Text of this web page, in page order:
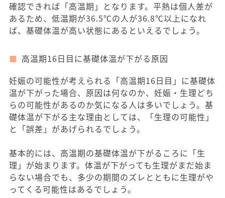
確認できれば「高温期」となります。平熱は個人差が
あるため、低温期が36.5℃の人が36.8℃以上になれ
ば、基礎体温が高い状態にあるといえるでしょう。
高温期16日目に基礎体温が下がる原因
妊娠の可能性が考えられる「高温期16日目」に基礎体
温が下がった場合、原因は何なのか、妊娠・生理どち
らの可能性があるのか気になる人は多いでしょう。基
礎体温が下がる主な理由としては、「生理の可能性」
と「誤差」があげられるでしょう。
基本的には、高温期の基礎体温が下がるころに「生
理」が始まります。体温が下がっても生理がまだ始ま
らない場合でも、多少の期間のズレとともに生理がや
ってくる可能性はあるでしょう。